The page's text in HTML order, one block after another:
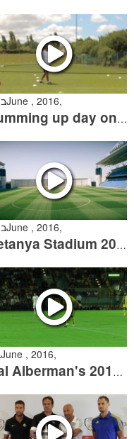
18 בJune , 2016,
Summing up day one of training camp
10 בJune , 2016,
Netanya Stadium 2016/17
4 בJune , 2016,
Gal Alberman's 2015/16 Greatest Moments